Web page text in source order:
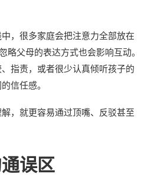
，很多家庭会把注意力全部放在
略父母的表达方式也会影响互动。
指责，或者很少认真倾听孩子的
信任感。
，就更容易通过顶嘴、反驳甚至
误区